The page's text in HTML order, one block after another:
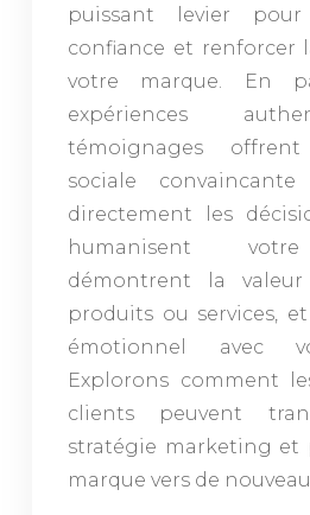
puissant levier
confiance et renforcer
votre marque. En
expériences
témoignages
sociale
directement les
humanisent
démontrent la
produits ou services,
émotionnel avec
Explorons comment
clients peuvent
stratégie marketing et
marque vers de